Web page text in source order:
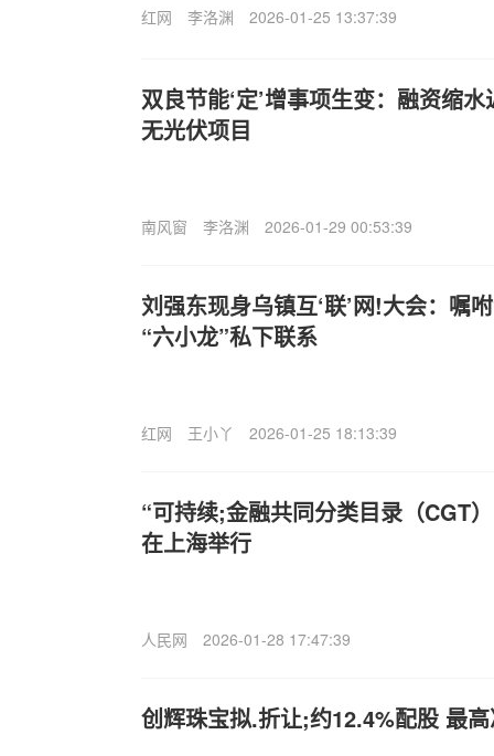
红网 李洛渊 2026-01-25 13:37:39
双良节能‘定’增事项生变：融资缩
无光伏项目
南风窗 李洛渊 2026-01-29 00:53:39
刘强东现身乌镇互‘联’网!大会：嘱
“六小龙”私下联系
红网 王小丫 2026-01-25 18:13:39
“可持续;金融共同分类目录（CGT
在上海举行
人民网 2026-01-28 17:47:39
创辉珠宝拟.折让;约12.4%配股 最